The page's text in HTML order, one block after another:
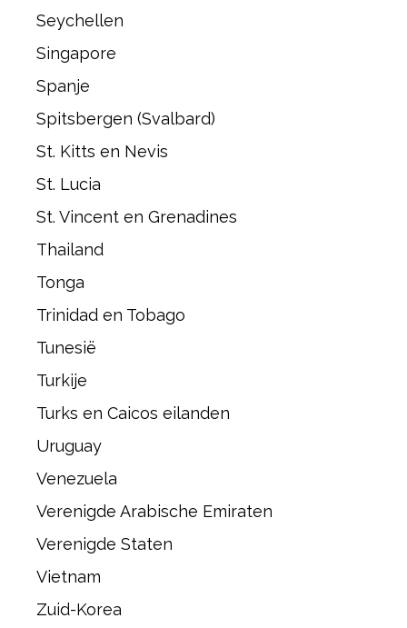
Seychellen
Singapore
Spanje
Spitsbergen (Svalbard)
St. Kitts en Nevis
St. Lucia
St. Vincent en Grenadines
Thailand
Tonga
Trinidad en Tobago
Tunesië
Turkije
Turks en Caicos eilanden
Uruguay
Venezuela
Verenigde Arabische Emiraten
Verenigde Staten
Vietnam
Zuid-Korea